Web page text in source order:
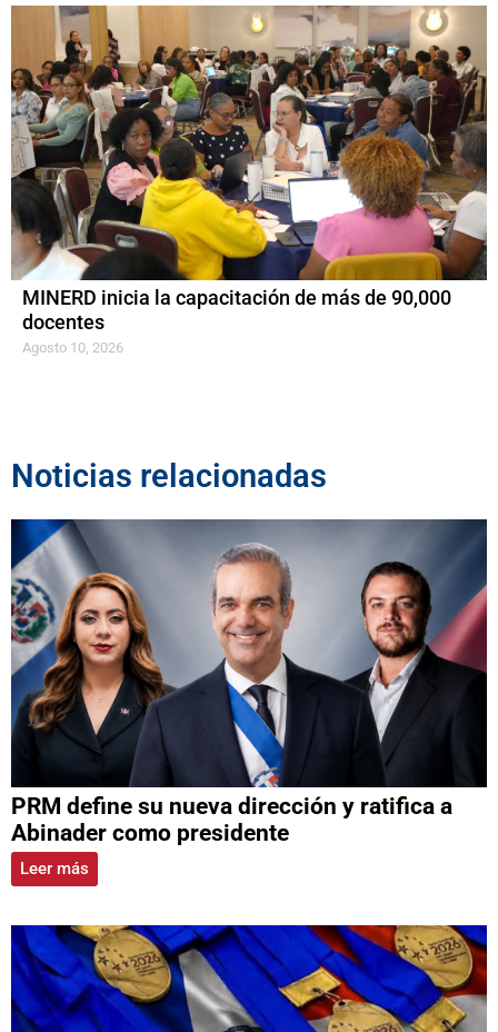
MINERD inicia la capacitación de más de 90,000
docentes
Agosto 10, 2026
Noticias relacionadas
PRM define su nueva dirección y ratifica a
Abinader como presidente
Leer más